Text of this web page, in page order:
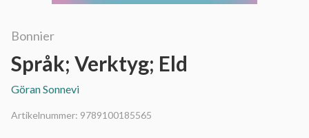
Bonnier
Språk; Verktyg; Eld
Göran Sonnevi
Artikelnummer: 9789100185565